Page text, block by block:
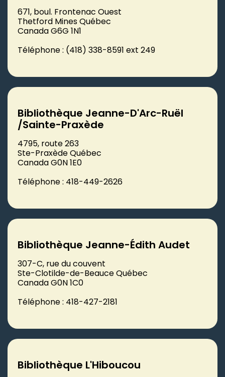
671, boul. Frontenac Ouest
Thetford Mines Québec
Canada G6G 1N1
Téléphone : (418) 338-8591 ext 249
Bibliothèque Jeanne-D'Arc-Ruël
/Sainte-Praxède
4795, route 263
Ste-Praxède Québec
Canada G0N 1E0
Téléphone : 418-449-2626
Bibliothèque Jeanne-Édith Audet
307-C, rue du couvent
Ste-Clotilde-de-Beauce Québec
Canada G0N 1C0
Téléphone : 418-427-2181
Bibliothèque L'Hiboucou